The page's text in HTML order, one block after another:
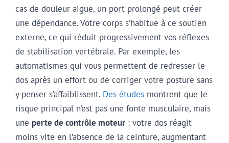
cas de douleur aiguë, un port prolongé peut créer
une dépendance. Votre corps s’habitue à ce soutien
externe, ce qui réduit progressivement vos réflexes
de stabilisation vertébrale. Par exemple, les
automatismes qui vous permettent de redresser le
dos après un effort ou de corriger votre posture sans
y penser s’affaiblissent. Des études montrent que le
risque principal n’est pas une fonte musculaire, mais
une perte de contrôle moteur : votre dos réagit
moins vite en l’absence de la ceinture, augmentant